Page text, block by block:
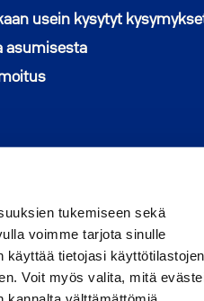
tukemiseen sekä
voimme tarjota sinulle
tietojasi käyttötilastojen
Voit myös valita, mitä
usein kysytyt
asumisesta